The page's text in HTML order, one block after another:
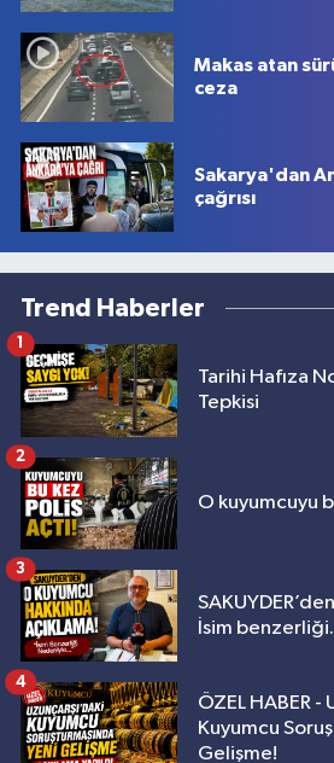
Makas atan
ceza
Sakarya'dan
çağrısı
Trend Haberler
Tarihi Hafıza
Tepkisi
1
O kuyumcuyu
2
İsim
3
ÖZEL HABER -
Kuyumcu
Gelişme!
4